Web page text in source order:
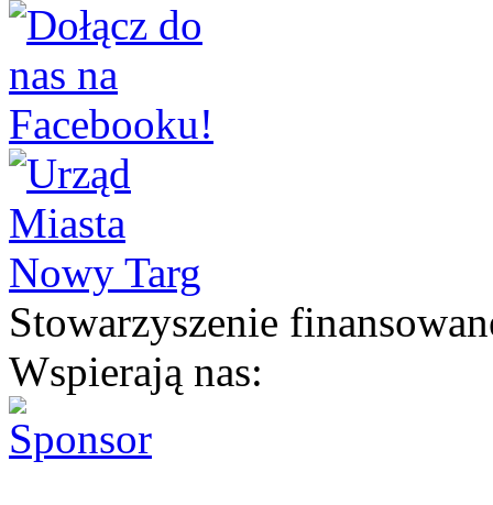
Stowarzyszenie
Wspierają nas: